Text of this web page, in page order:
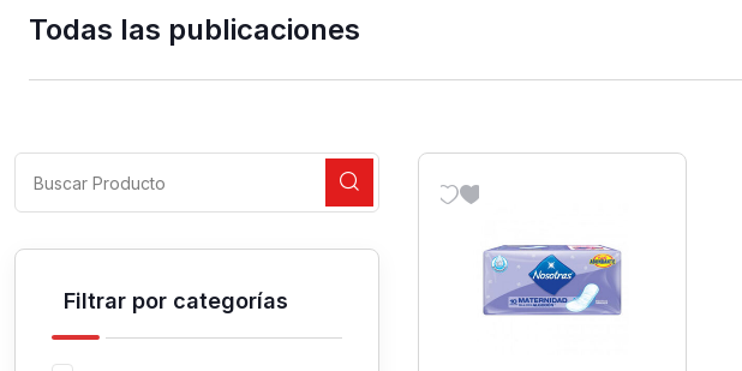
Todas las publicaciones
Filtrar por categorías